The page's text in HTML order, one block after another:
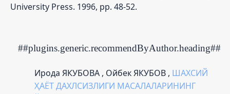
University Press. 1996, pp. 48-52.
##plugins.generic.recommendByAuthor.heading##
Ирода ЯКУБОВА , Ойбек ЯКУБОВ , ШАХСИЙ
ҲАЁТ ДАХЛСИЗЛИГИ МАСАЛАЛАРИНИНГ